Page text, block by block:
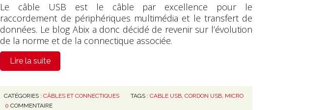
Le câble USB est le câble par excellence pour le
raccordement de périphériques multimédia et le transfert de
données. Le blog Abix a donc décidé de revenir sur l’évolution
de la norme et de la connectique associée.
Lire la suite
CATÉGORIES : CÂBLES ET CONNECTIQUES TAGS : CABLE USB, CORDON USB, MICRO
0 COMMENTAIRE